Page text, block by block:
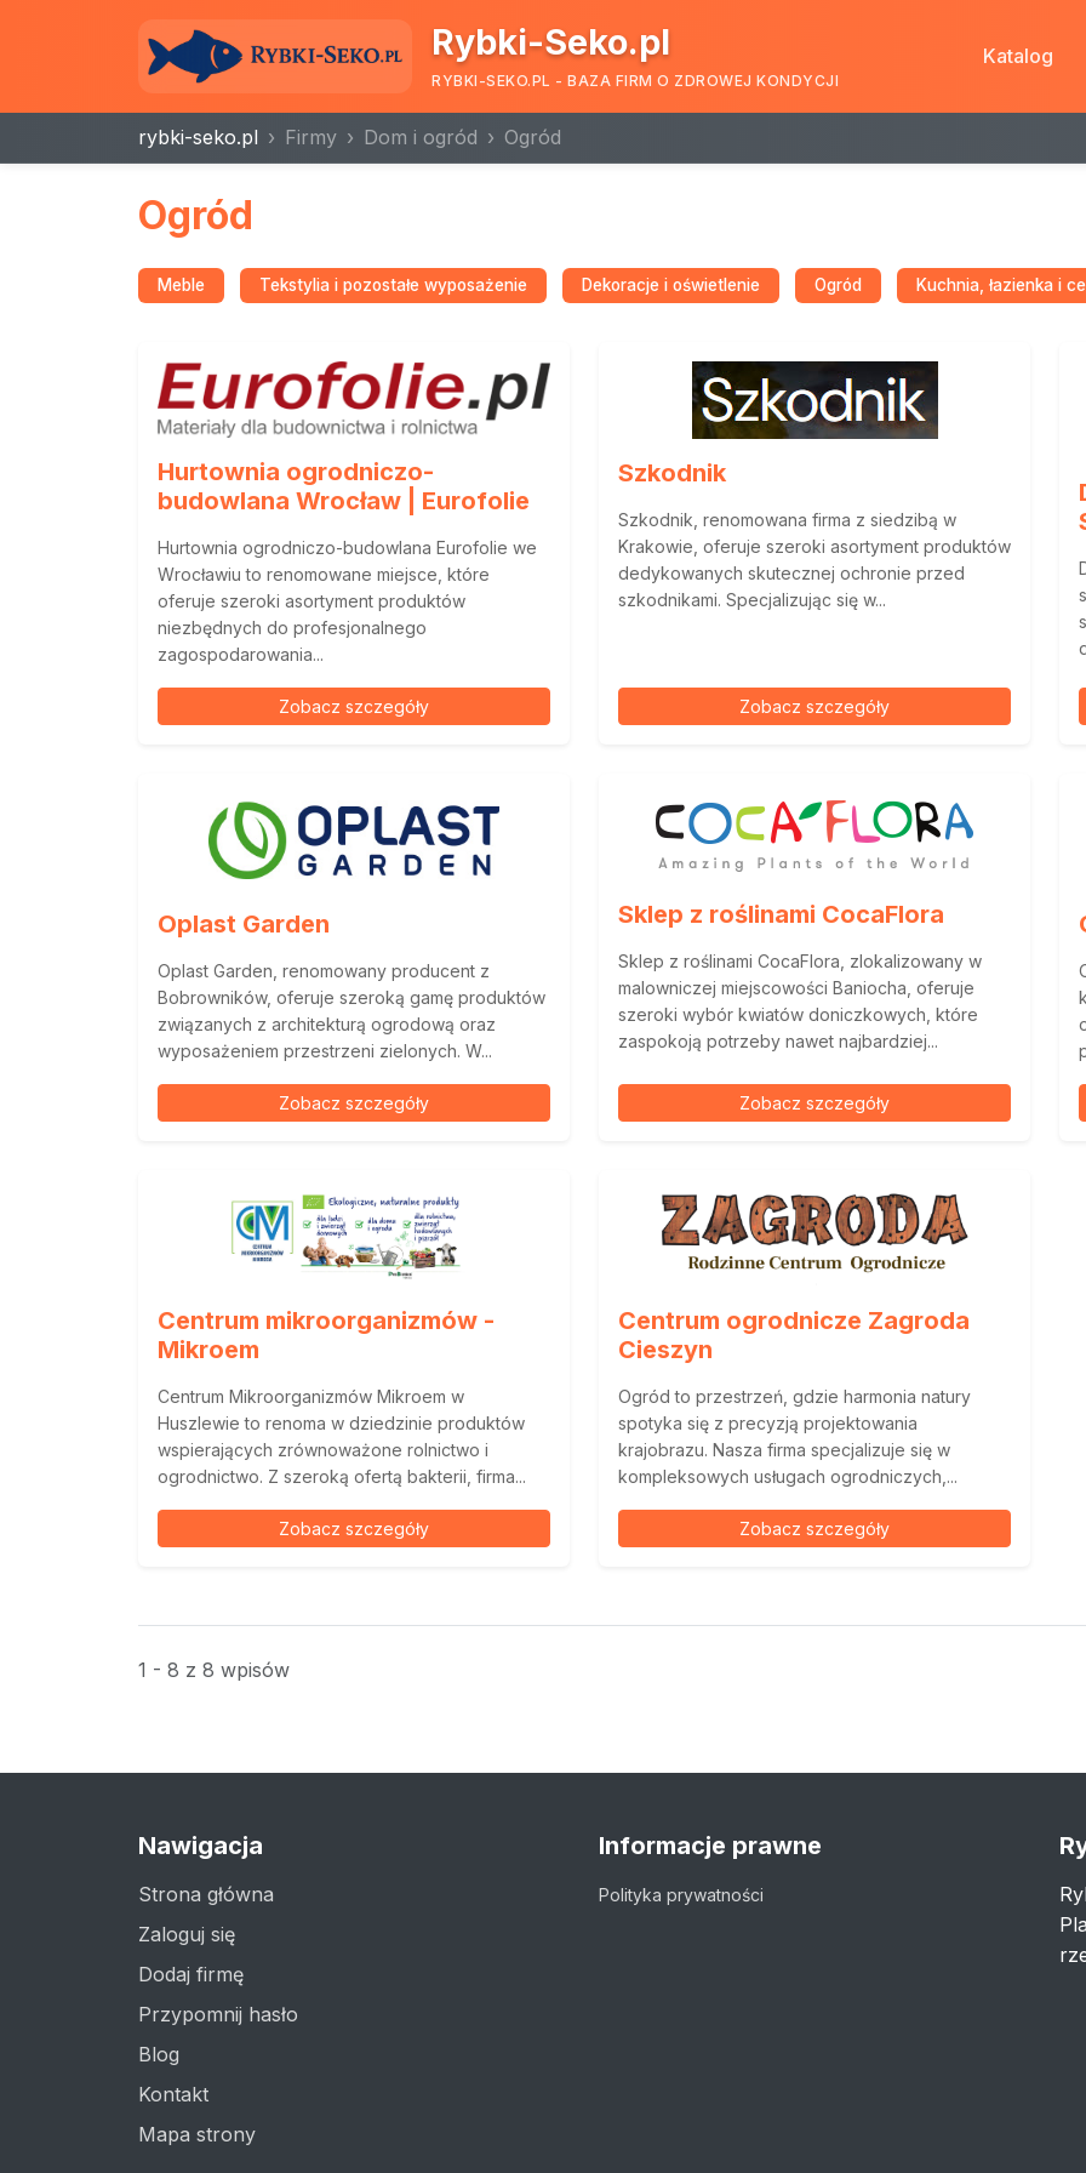
Rybki-Seko.pl
RYBKI-SEKO.PL - BAZA FIRM O ZDROWEJ KONDYCJI
Katalog
rybki-seko.pl Firmy Dom i ogród Ogród
Ogród
Meble Tekstylia i pozostałe wyposażenie Dekoracje i oświetlenie Ogród Kuchnia, łazienka i
Hurtownia ogrodniczo-
budowlana Wrocław | Eurofolie
Hurtownia ogrodniczo-budowlana Eurofolie we
Wrocławiu to renomowane miejsce, które
oferuje szeroki asortyment produktów
niezbędnych do profesjonalnego
zagospodarowania...
Zobacz szczegóły
Szkodnik
Szkodnik, renomowana firma z siedzibą w
Krakowie, oferuje szeroki asortyment produktów
dedykowanych skutecznej ochronie przed
szkodnikami. Specjalizując się w...
Zobacz szczegóły
Oplast Garden
Oplast Garden, renomowany producent z
Bobrowników, oferuje szeroką gamę produktów
związanych z architekturą ogrodową oraz
wyposażeniem przestrzeni zielonych. W...
Zobacz szczegóły
Sklep z roślinami CocaFlora
Sklep z roślinami CocaFlora, zlokalizowany w
malowniczej miejscowości Baniocha, oferuje
szeroki wybór kwiatów doniczkowych, które
zaspokoją potrzeby nawet najbardziej...
Zobacz szczegóły
Centrum mikroorganizmów -
Mikroem
Centrum Mikroorganizmów Mikroem w
Huszlewie to renoma w dziedzinie produktów
wspierających zrównoważone rolnictwo i
ogrodnictwo. Z szeroką ofertą bakterii, firma...
Zobacz szczegóły
Centrum ogrodnicze Zagroda
Cieszyn
Ogród to przestrzeń, gdzie harmonia natury
spotyka się z precyzją projektowania
krajobrazu. Nasza firma specjalizuje się w
kompleksowych usługach ogrodniczych,...
Zobacz szczegóły
1 - 8 z 8 wpisów
Nawigacja
Strona główna
Zaloguj się
Dodaj firmę
Przypomnij hasło
Blog
Kontakt
Mapa strony
Informacje prawne
Polityka prywatności